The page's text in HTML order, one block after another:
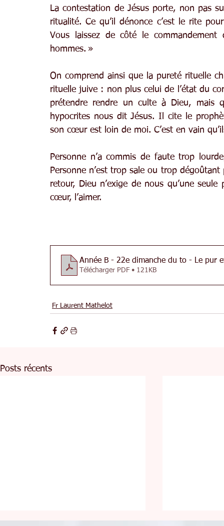
La contestation de Jésus porte, non pas
ritualité. Ce qu’il dénonce c’est le rite
Vous laissez de côté le
hommes. »
On comprend ainsi que la pureté rituelle
rituelle juive : non plus celui de l’état du
prétendre rendre un culte à Dieu, mais
hypocrites nous dit Jésus. Il cite le
son cœur est loin de moi. C’est en vain
Personne n’a commis de faute trop
Personne n’est trop sale ou trop
retour, Dieu n’exige de nous qu’une
cœur, l’aimer.
Année B - 22e dimanche du to - Le pur
Télécharger PDF • 121KB
Fr Laurent Mathelot
Posts récents